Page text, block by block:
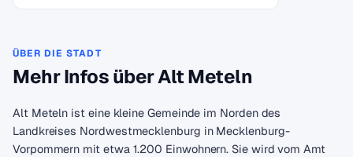
ÜBER DIE STADT
Mehr Infos über Alt Meteln
Alt Meteln ist eine kleine Gemeinde im Norden des
Landkreises Nordwestmecklenburg in Mecklenburg-
Vorpommern mit etwa 1.200 Einwohnern. Sie wird vom Amt